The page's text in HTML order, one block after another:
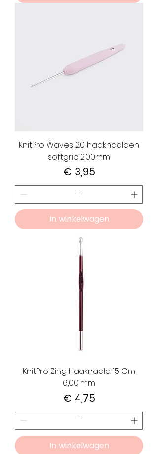
KnitPro Waves 2.0 haaknaalden
softgrip 2.00mm
Prijs
€ 3,95
In winkelwagen
KnitPro Zing Haaknaald 15 Cm
6,00 mm
Prijs
€ 4,75
In winkelwagen